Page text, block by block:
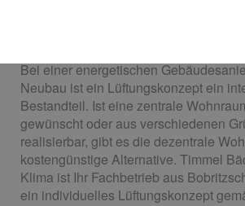
Bei einer energetischen
Neubau ist ein Lüftungskonzept ein
Bestandteil. Ist eine zentrale
gewünscht oder aus verschiedenen
realisierbar, gibt es die dezentrale
kostengünstige Alternative. Timmel
Klima ist Ihr Fachbetrieb aus
ein individuelles Lüftungskonzept